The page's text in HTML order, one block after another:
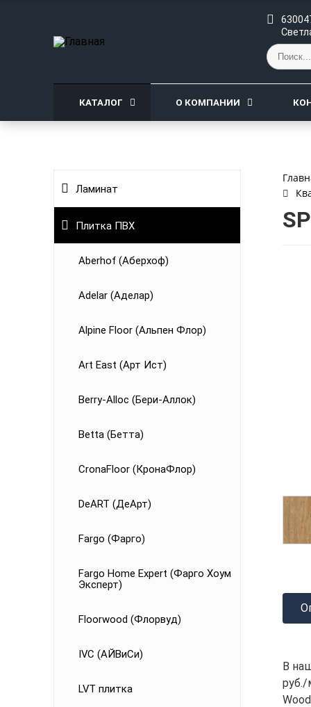
КАТАЛОГ О КОМПАНИИ
Ламинат
Плитка ПВХ
Aberhof (Аберхоф)
Adelar (Аделар)
Alpine Floor (Альпен Флор)
Art East (Арт Ист)
Berry-Alloc (Бери-Аллок)
Betta (Бетта)
CronaFloor (КронаФлор)
DeART (ДеАрт)
Fargo (Фарго)
Fargo Home Expert (Фарго Хоум
Эксперт)
Floorwood (Флорвуд)
IVC (АЙВиСи)
LVT плитка
В